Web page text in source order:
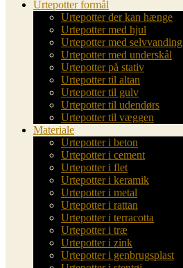
Urtepotter formål
Urtepotter der kan hænge
Urtepotter med hjul
Urtepotter med selvvanding
Urtepotter med underskål
Urtepotter på stativ
Urtepotter til altan
Urtepotter til gulv
Urtepotter til udendørs
Urtepotter til væggen
Materiale
Urtepotter i beton
Urtepotter i cement
Urtepotter i flet
Urtepotter i keramik
Urtepotter i metal
Urtepotter i rattan
Urtepotter i terracotta
Urtepotter i træ
Urtepotter i zink
Urtepotter i genbrugsplast